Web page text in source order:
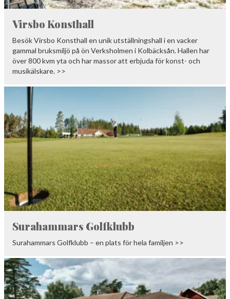
Virsbo Konsthall
Besök Virsbo Konsthall en unik utställningshall i en vacker
gammal bruksmiljö på ön Verksholmen i Kolbäcksån. Hallen har
över 800 kvm yta och har massor att erbjuda för konst- och
musikälskare. >>
Surahammars Golfklubb
Surahammars Golfklubb – en plats för hela familjen >>